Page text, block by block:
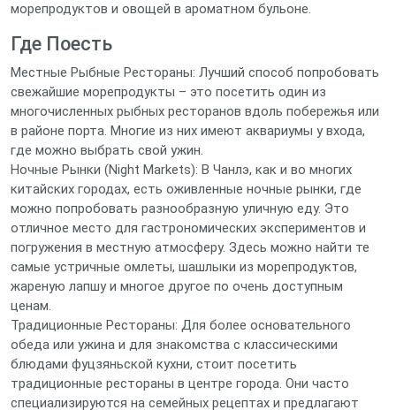
морепродуктов и овощей в ароматном бульоне.
Где Поесть
Местные Рыбные Рестораны: Лучший способ попробовать
свежайшие морепродукты – это посетить один из
многочисленных рыбных ресторанов вдоль побережья или
в районе порта. Многие из них имеют аквариумы у входа,
где можно выбрать свой ужин.
Ночные Рынки (Night Markets): В Чанлэ, как и во многих
китайских городах, есть оживленные ночные рынки, где
можно попробовать разнообразную уличную еду. Это
отличное место для гастрономических экспериментов и
погружения в местную атмосферу. Здесь можно найти те
самые устричные омлеты, шашлыки из морепродуктов,
жареную лапшу и многое другое по очень доступным
ценам.
Традиционные Рестораны: Для более основательного
обеда или ужина и для знакомства с классическими
блюдами фуцзяньской кухни, стоит посетить
традиционные рестораны в центре города. Они часто
специализируются на семейных рецептах и предлагают